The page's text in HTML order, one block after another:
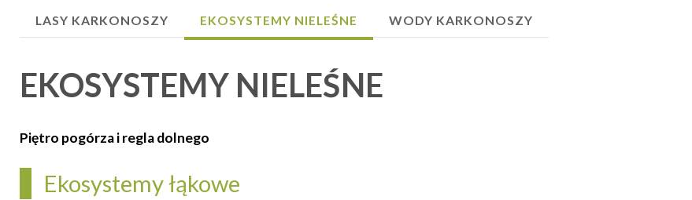
LASY KARKONOSZY EKOSYSTEMY NIELEŚNE WODY KARKONOSZY
EKOSYSTEMY NIELEŚNE
Piętro pogórza i regla dolnego
Ekosystemy łąkowe